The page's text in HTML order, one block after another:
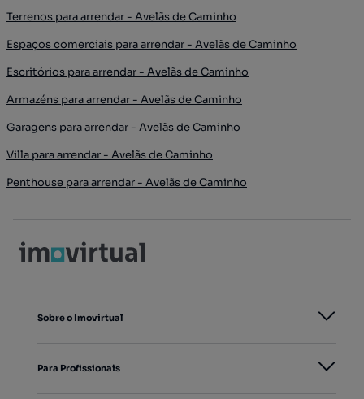
Terrenos para arrendar - Avelãs de Caminho
Espaços comerciais para arrendar - Avelãs de Caminho
Escritórios para arrendar - Avelãs de Caminho
Armazéns para arrendar - Avelãs de Caminho
Garagens para arrendar - Avelãs de Caminho
Villa para arrendar - Avelãs de Caminho
Penthouse para arrendar - Avelãs de Caminho
Sobre o Imovirtual
Para Profissionais